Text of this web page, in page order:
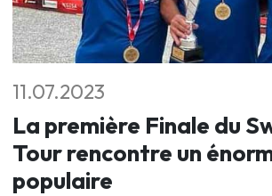
11.07.2023
La première Finale du
Tour rencontre un
populaire